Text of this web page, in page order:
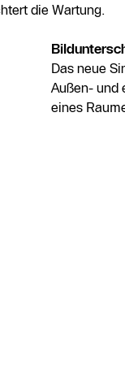
die Wartung.
Das neue
Außen- und
eines